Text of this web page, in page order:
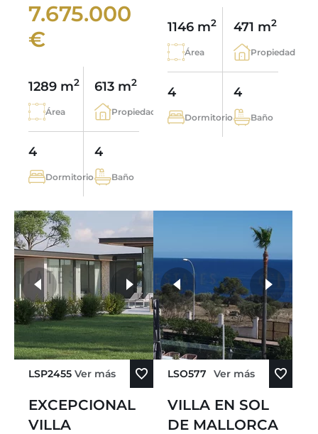
7.675.000
€
1289 m2
Área
613 m2
Propiedad
4
Dormitorio
4
Baño
1146 m2
Área
471 m2
Propiedad
4
Dormitorio
4
Baño
LSP2455 Ver más
EXCEPCIONAL
VILLA
más fotos
LSO577 Ver más
VILLA EN SOL
DE MALLORCA